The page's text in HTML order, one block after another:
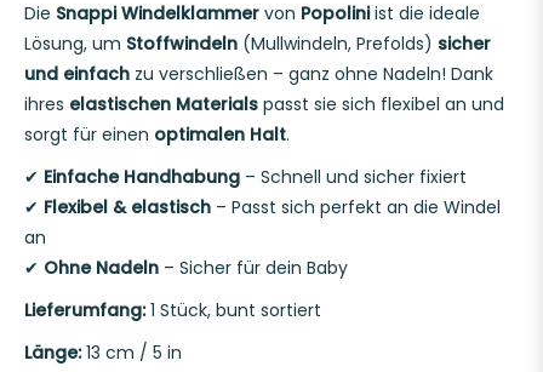
Die Snappi Windelklammer von Popoliniist die ideale
Lösung, um Stoffwindeln (Mullwindeln, Prefolds) sicher
und einfach zu verschließen – ganz ohne Nadeln! Dank
ihres elastischen Materials passt sie sich flexibel an und
sorgt für einen optimalen Halt.
✔ Einfache Handhabung – Schnell und sicher fixiert
✔ Flexibel & elastisch – Passt sich perfekt an die Windel
an
✔ Ohne Nadeln – Sicher für dein Baby
Lieferumfang:1 Stück, bunt sortiert
Länge:13 cm / 5 in